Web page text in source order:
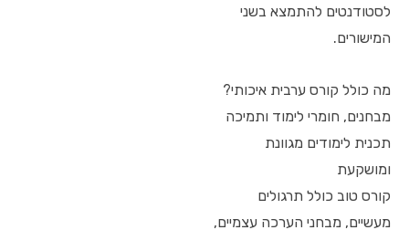
לסטודנטים להתמצא בשני
המישורים.
מה כולל קורס ערבית איכותי?
מבחנים, חומרי לימוד ותמיכה
תכנית לימודים מגוונת
ומושקעת
קורס טוב כולל תרגולים
מעשיים, מבחני הערכה עצמיים,